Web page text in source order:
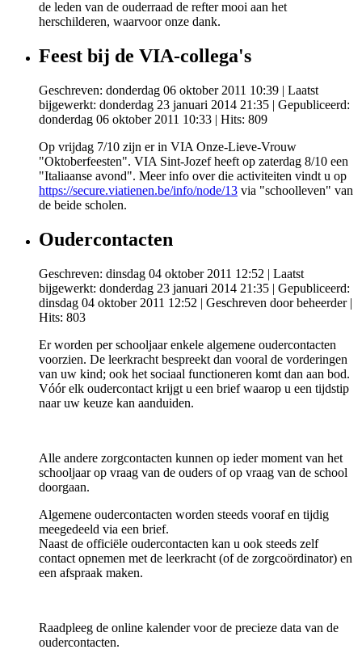
de leden van de ouderraad de refter mooi aan het
herschilderen, waarvoor onze dank.
Feest bij de VIA-collega's
Geschreven: donderdag 06 oktober 2011 10:39 | Laatst
bijgewerkt: donderdag 23 januari 2014 21:35 | Gepubliceerd:
donderdag 06 oktober 2011 10:33 | Hits: 809
Op vrijdag 7/10 zijn er in VIA Onze-Lieve-Vrouw
"Oktoberfeesten". VIA Sint-Jozef heeft op zaterdag 8/10 een
"Italiaanse avond". Meer info over die activiteiten vindt u op
https://secure.viatienen.be/info/node/13 via "schoolleven" van
de beide scholen.
Oudercontacten
Geschreven: dinsdag 04 oktober 2011 12:52 | Laatst
bijgewerkt: donderdag 23 januari 2014 21:35 | Gepubliceerd:
dinsdag 04 oktober 2011 12:52 | Geschreven door beheerder|
Hits: 803
Er worden per schooljaar enkele algemene oudercontacten
voorzien. De leerkracht bespreekt dan vooral de vorderingen
van uw kind; ook het sociaal functioneren komt dan aan bod.
Vóór elk oudercontact krijgt u een brief waarop u een tijdstip
naar uw keuze kan aanduiden.
Alle andere zorgcontacten kunnen op ieder moment van het
schooljaar op vraag van de ouders of op vraag van de school
doorgaan.
Algemene oudercontacten worden steeds vooraf en tijdig
meegedeeld via een brief.
Naast de officiële oudercontacten kan u ook steeds zelf
contact opnemen met de leerkracht (of de zorgcoördinator) en
een afspraak maken.
Raadpleeg de online kalender voor de precieze data van de
oudercontacten.